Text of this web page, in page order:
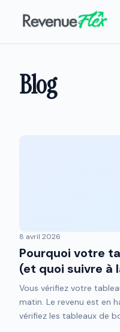
Blog
8 avril 2026
Pourquoi votre
(et quoi suivre à
Vous vérifiez votre
matin. Le revenu est en
vérifiez les tableaux de